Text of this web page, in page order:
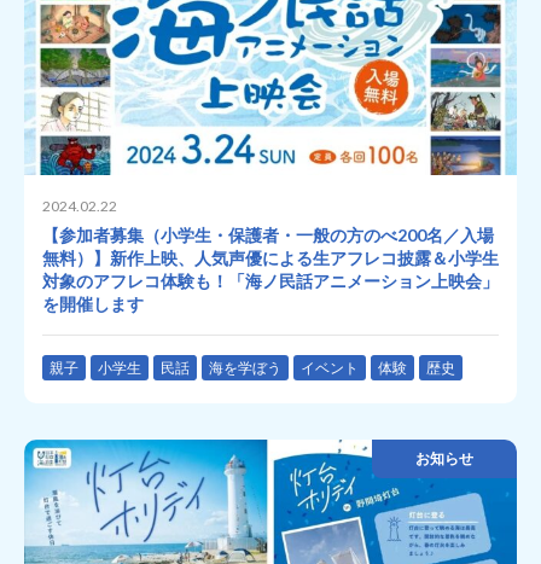
2024.02.22
【参加者募集（小学生・保護者・一般の方のべ200名／入場
無料）】新作上映、人気声優による生アフレコ披露＆小学生
対象のアフレコ体験も！「海ノ民話アニメーション上映会」
を開催します
親子 小学生 民話 海を学ぼう イベント 体験 歴史
お知らせ